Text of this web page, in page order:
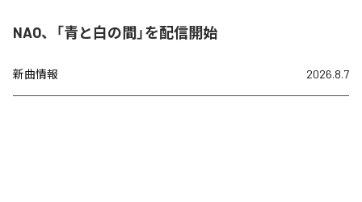
NAO、「青と白の間」を配信開始
新曲情報 2026.8.7